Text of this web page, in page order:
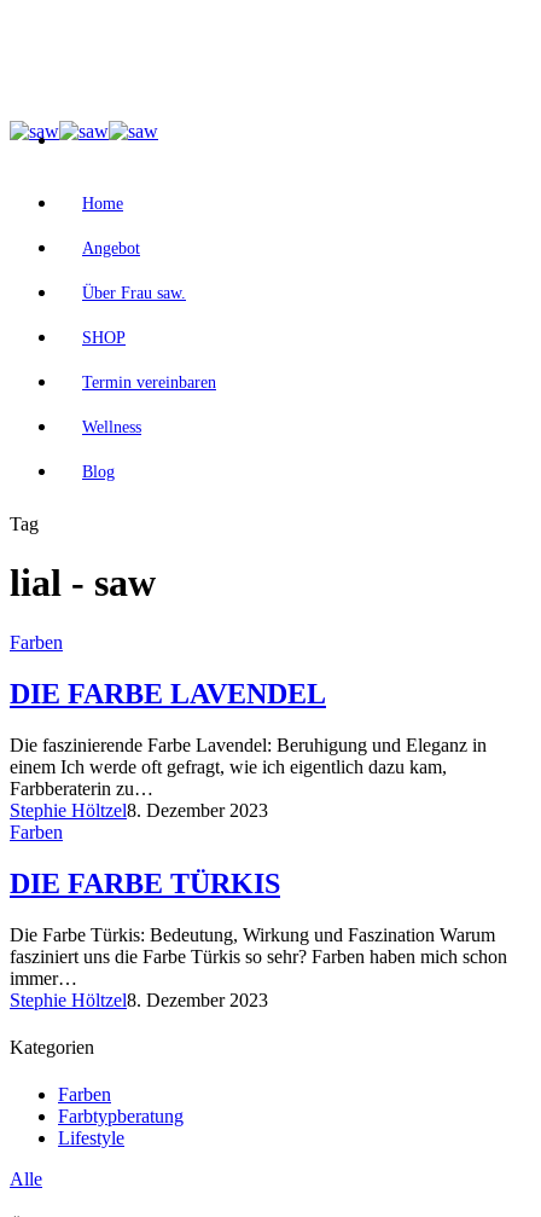
Home
Angebot
Über Frau saw.
SHOP
Termin vereinbaren
Wellness
Blog
Tag
lial - saw
Farben
DIE FARBE LAVENDEL
Die faszinierende Farbe Lavendel: Beruhigung und Eleganz in
einem Ich werde oft gefragt, wie ich eigentlich dazu kam,
Farbberaterin zu…
Stephie Höltzel8. Dezember 2023
Farben
DIE FARBE TÜRKIS
Die Farbe Türkis: Bedeutung, Wirkung und Faszination Warum
fasziniert uns die Farbe Türkis so sehr? Farben haben mich schon
immer…
Stephie Höltzel8. Dezember 2023
Kategorien
Farben
Farbtypberatung
Lifestyle
Alle